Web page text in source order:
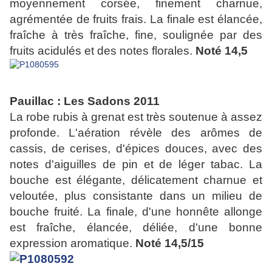
moyennement corsée, finement charnue,
agrémentée de fruits frais. La finale est élancée,
fraîche à très fraîche, fine, soulignée par des
fruits acidulés et des notes florales. Noté 14,5
Pauillac : Les Sadons 2011
La robe rubis à grenat est très soutenue à assez
profonde. L'aération révèle des arômes de
cassis, de cerises, d'épices douces, avec des
notes d'aiguilles de pin et de léger tabac. La
bouche est élégante, délicatement charnue et
veloutée, plus consistante dans un milieu de
bouche fruité. La finale, d'une honnête allonge
est fraîche, élancée, déliée, d'une bonne
expression aromatique. Noté 14,5/15